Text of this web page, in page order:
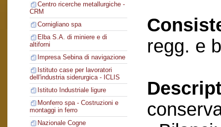
Centro ricerche metallurgiche -
CRM
Cornigliano spa
Elba S.A. di miniere e di
altiforni
Impresa Sebina di navigazione
Istituto case per lavoratori
dell'industria siderurgica - ICLIS
Istituto Industriale ligure
Monferro spa - Costruzioni e
montaggi in ferro
Nazionale Cogne
regg. e